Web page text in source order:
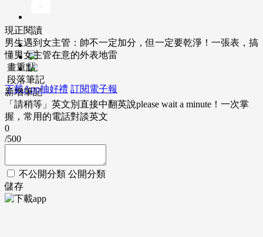
下載App抽好禮 訂閱電子報
現正閱讀
男生遇到女主管：帥不一定加分，但一定要乾淨！一張表，搞
懂男女主管在意的外表地雷
畫重點
段落筆記
新增筆記
「請稍等」英文別直接中翻英說please wait a minute！一次掌
握，常用的電話對談英文
0
/500
不公開分類 公開分類
儲存